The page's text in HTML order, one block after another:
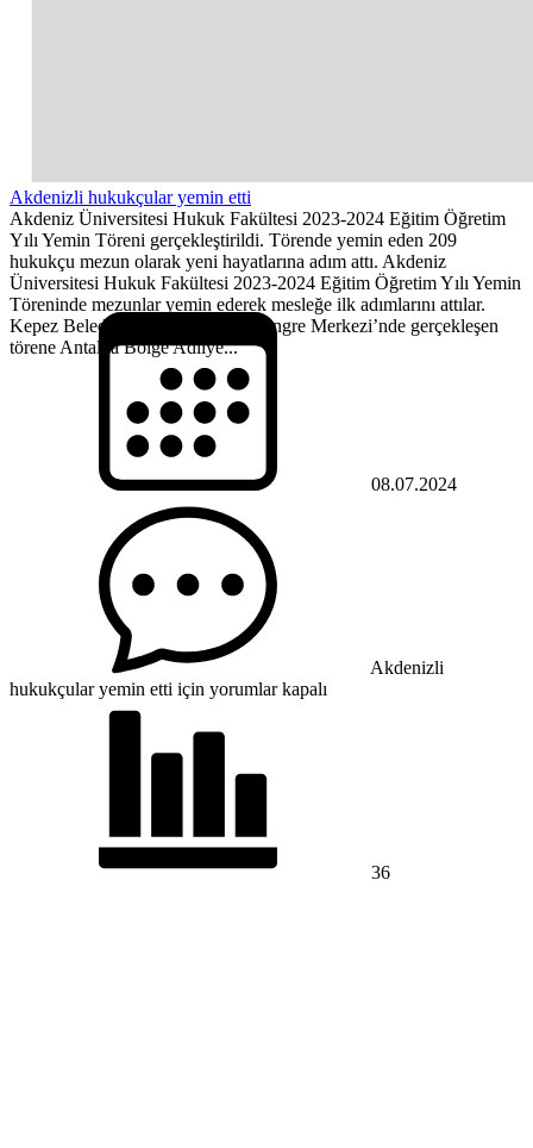
Akdenizli hukukçular yemin etti
Akdeniz Üniversitesi Hukuk Fakültesi 2023-2024 Eğitim Öğretim
Yılı Yemin Töreni gerçekleştirildi. Törende yemin eden 209
hukukçu mezun olarak yeni hayatlarına adım attı. Akdeniz
Üniversitesi Hukuk Fakültesi 2023-2024 Eğitim Öğretim Yılı Yemin
Töreninde mezunlar yemin ederek mesleğe ilk adımlarını attılar.
Kepez Belediyesi Mimar Sinan Kongre Merkezi’nde gerçekleşen
törene Antalya Bölge Adliye...
08.07.2024
Akdenizli
hukukçular yemin etti için yorumlar kapalı
36